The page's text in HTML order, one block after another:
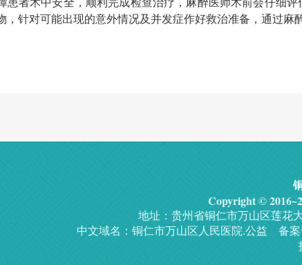
，针对可能出现的意外情况及并发症作好救治准备，通过
Copyright ©
地址：贵州省铜仁市万山区莲
中文域名：铜仁市万山区人民医院.公益 备案